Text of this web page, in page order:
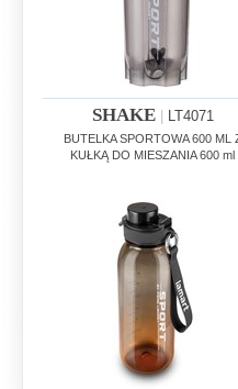
SHAKE| LT4071
BUTELKA SPORTOWA 600 ML
KUŁKĄ DO MIESZANIA 600 ml